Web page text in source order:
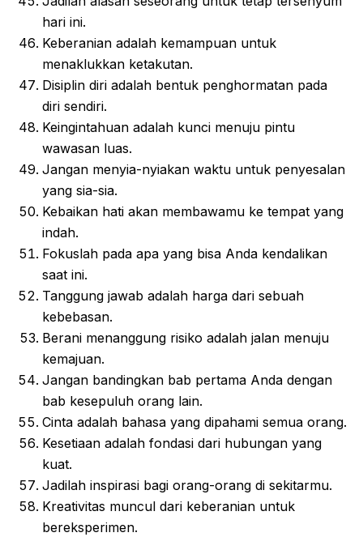
hari ini.
Keberanian adalah kemampuan untuk
menaklukkan ketakutan.
Disiplin diri adalah bentuk penghormatan pada
diri sendiri.
Keingintahuan adalah kunci menuju pintu
wawasan luas.
Jangan menyia-nyiakan waktu untuk penyesalan
yang sia-sia.
Kebaikan hati akan membawamu ke tempat yang
indah.
Fokuslah pada apa yang bisa Anda kendalikan
saat ini.
Tanggung jawab adalah harga dari sebuah
kebebasan.
Berani menanggung risiko adalah jalan menuju
kemajuan.
Jangan bandingkan bab pertama Anda dengan
bab kesepuluh orang lain.
Cinta adalah bahasa yang dipahami semua orang.
Kesetiaan adalah fondasi dari hubungan yang
kuat.
Jadilah inspirasi bagi orang-orang di sekitarmu.
Kreativitas muncul dari keberanian untuk
bereksperimen.